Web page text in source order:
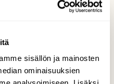
sisällön ja mainosten
ominaisuuksien